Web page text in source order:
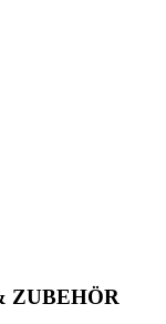
ZUBEHÖR